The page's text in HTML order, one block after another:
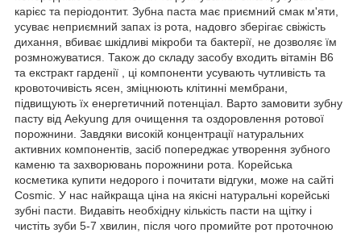
карієс та періодонтит. Зубна паста має приємний смак м'яти,
усуває неприємний запах із рота, надовго зберігає свіжість
дихання, вбиває шкідливі мікроби та бактерії, не дозволяє їм
розмножуватися. Також до складу засобу входить вітамін В6
та екстракт гарденії , ці компоненти усувають чутливість та
кровоточивість ясен, зміцнюють клітинні мембрани,
підвищують їх енергетичний потенціал. Варто замовити зубну
пасту від Aekyung для очищення та оздоровлення ротової
порожнини. Завдяки високій концентрації натуральних
активних компонентів, засіб попереджає утворення зубного
каменю та захворювань порожнини рота. Корейська
косметика купити недорого і почитати відгуки, може на сайті
Cosmic. У нас найкраща ціна на якісні натуральні корейські
зубні пасти. Видавіть необхідну кількість пасти на щітку і
чистіть зуби 5-7 хвилин, після чого промийте рот проточною